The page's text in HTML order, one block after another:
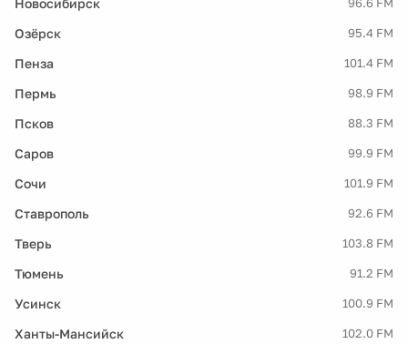
96.6 FM
Озёрск 95.4 FM
Пенза 101.4 FM
Пермь 98.9 FM
Псков 88.3 FM
Саров 99.9 FM
Сочи 101.9 FM
Ставрополь 92.6 FM
Тверь 103.8 FM
Тюмень 91.2 FM
Усинск 100.9 FM
Ханты-Мансийск 102.0 FM